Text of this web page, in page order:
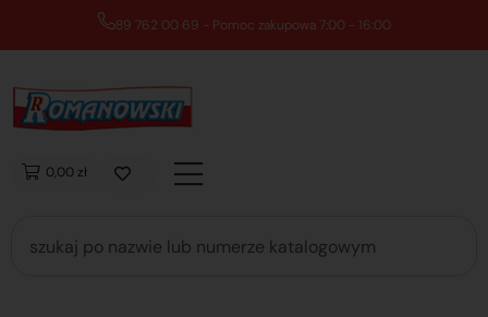
89 762 00 69 - Pomoc zakupowa 7:00 - 16:00
0,00 zł